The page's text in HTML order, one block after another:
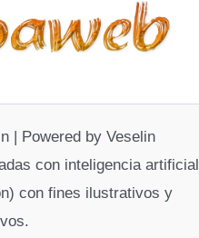
| Powered by Veselin
con inteligencia artificial
con fines ilustrativos y